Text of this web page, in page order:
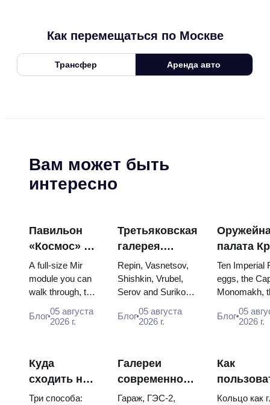
Как перемещаться по Москве
Трансфер Аренда авто
Вам может быть
интересно
Павильон
«Космос» на
ВДНХ:
внутри
самой
большой
космической
A full-size Mir
module you can
walk through, the
model, scorched
flight...
Блог05 августа
2026 г.
Третьяковская
галерея.
Шедевры:
картины, ради
которых стоит
строить
планы
Repin, Vasnetsov,
Shishkin, Vrubel,
Serov and Surikov
stop people, where
Блог05 августа
2026 г.
палата
яйца
троны и
одеяния
Ten Imperial
eggs, the
Monomakh,
boy tsars
Блог 05
2026 г.
Куда
сходить на
искусство в
Три способа:
Галереи
современного
искусства в
Гараж, ГЭС-2,
Как
метро
Кольцо как